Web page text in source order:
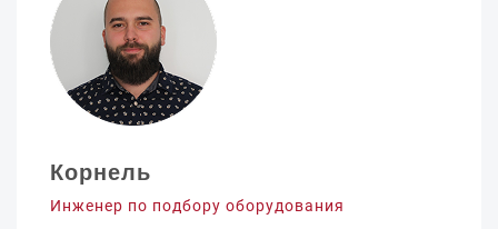
Корнель
Инженер по подбору оборудования